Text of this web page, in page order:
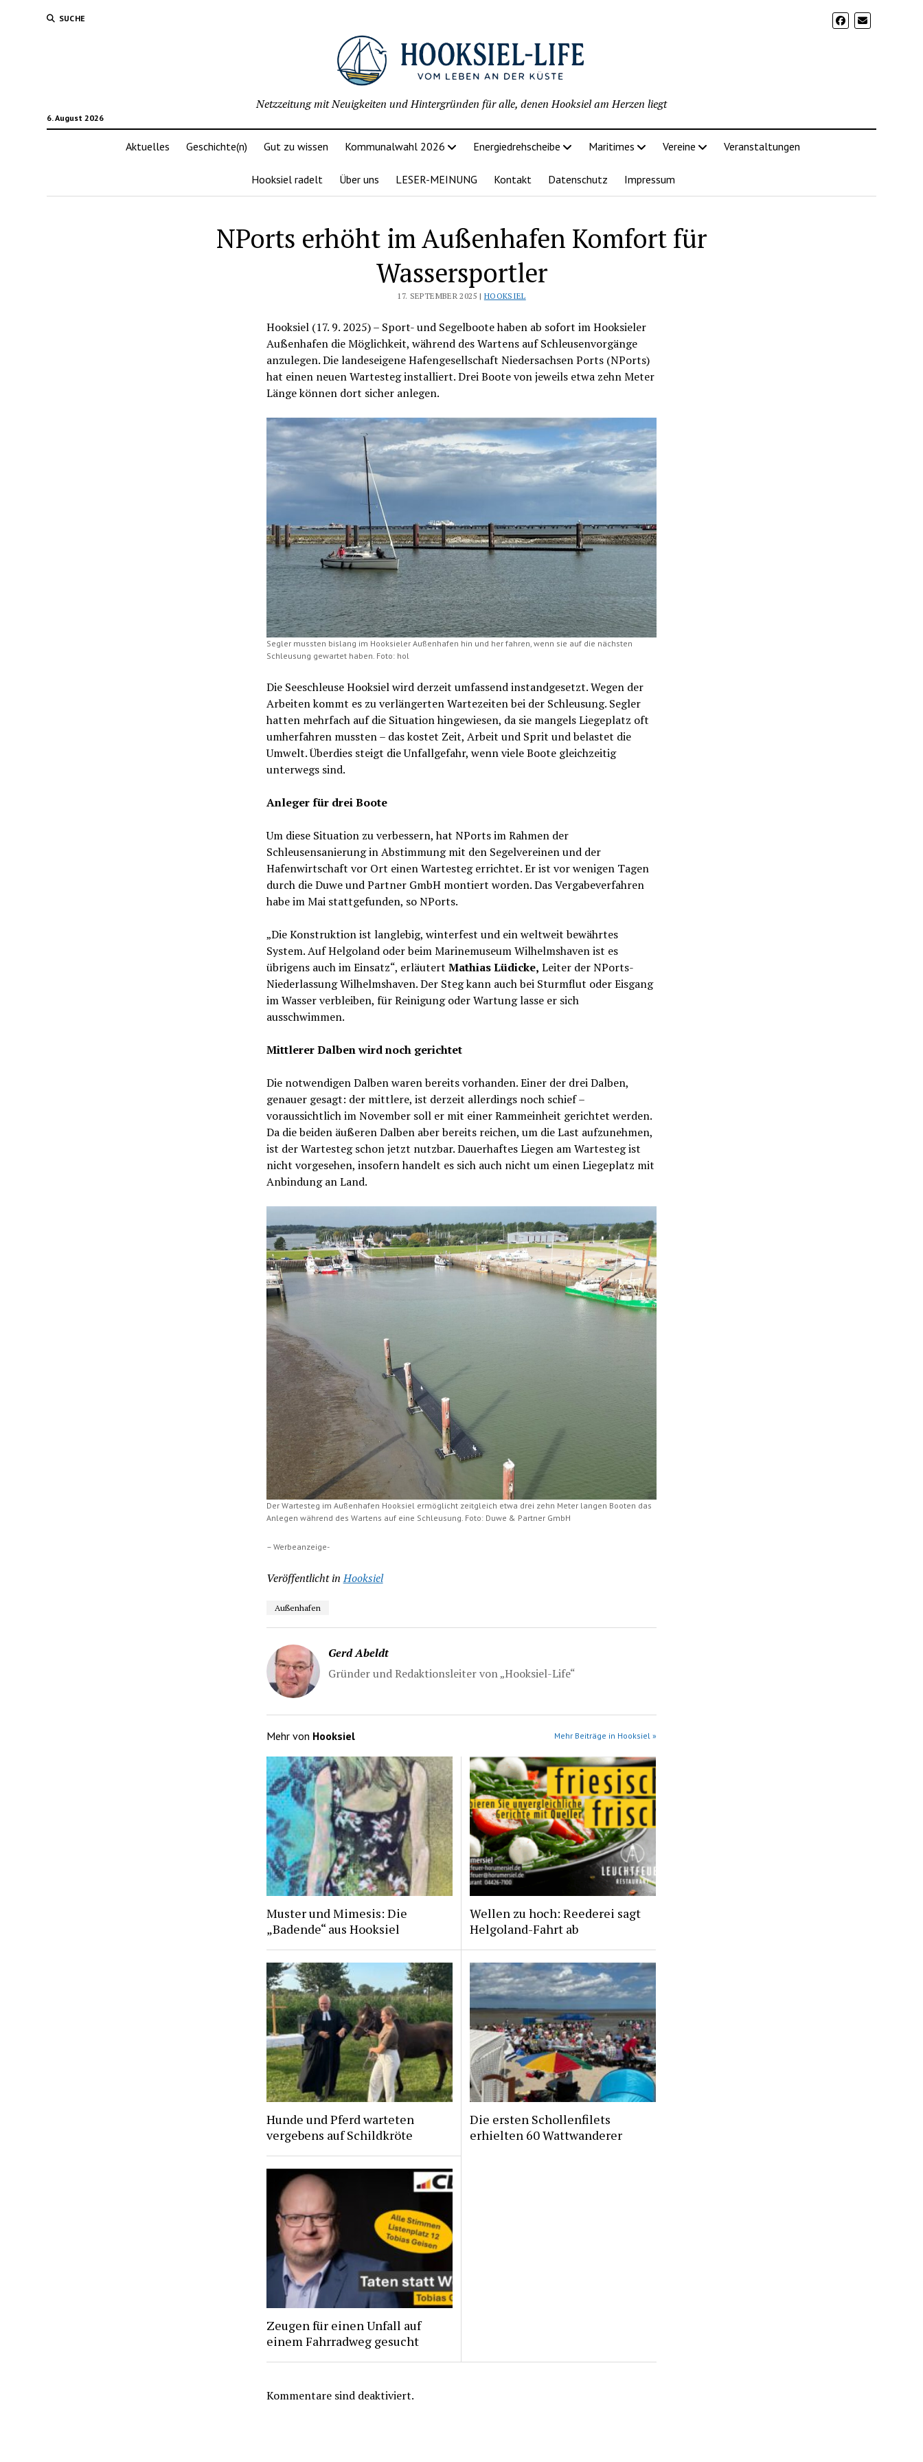
SUCHE
6. August 2026
Netzzeitung mit Neuigkeiten und Hintergründen für alle, denen Hooksiel am Herzen liegt
Aktuelles Geschichte(n) Gut zu wissen Kommunalwahl 2026 Energiedrehscheibe Maritimes Vereine Veranstaltungen
Hooksiel radelt Über uns LESER-MEINUNG Kontakt Datenschutz Impressum
NPorts erhöht im Außenhafen Komfort für
Wassersportler
17. SEPTEMBER 2025 | HOOKSIEL
Hooksiel (17. 9. 2025) – Sport- und Segelboote haben ab sofort im Hooksieler
Außenhafen die Möglichkeit, während des Wartens auf Schleusenvorgänge
anzulegen. Die landeseigene Hafengesellschaft Niedersachsen Ports (NPorts)
hat einen neuen Wartesteg installiert. Drei Boote von jeweils etwa zehn Meter
Länge können dort sicher anlegen.
Segler mussten bislang im Hooksieler Außenhafen hin und her fahren, wenn sie auf die nächsten
Schleusung gewartet haben. Foto: hol
Die Seeschleuse Hooksiel wird derzeit umfassend instandgesetzt. Wegen der
Arbeiten kommt es zu verlängerten Wartezeiten bei der Schleusung. Segler
hatten mehrfach auf die Situation hingewiesen, da sie mangels Liegeplatz oft
umherfahren mussten – das kostet Zeit, Arbeit und Sprit und belastet die
Umwelt. Überdies steigt die Unfallgefahr, wenn viele Boote gleichzeitig
unterwegs sind.
Anleger für drei Boote
Um diese Situation zu verbessern, hat NPorts im Rahmen der
Schleusensanierung in Abstimmung mit den Segelvereinen und der
Hafenwirtschaft vor Ort einen Wartesteg errichtet. Er ist vor wenigen Tagen
durch die Duwe und Partner GmbH montiert worden. Das Vergabeverfahren
habe im Mai stattgefunden, so NPorts.
„Die Konstruktion ist langlebig, winterfest und ein weltweit bewährtes
System. Auf Helgoland oder beim Marinemuseum Wilhelmshaven ist es
übrigens auch im Einsatz“, erläutert Mathias Lüdicke, Leiter der NPorts-
Niederlassung Wilhelmshaven. Der Steg kann auch bei Sturmflut oder Eisgang
im Wasser verbleiben, für Reinigung oder Wartung lasse er sich
ausschwimmen.
Mittlerer Dalben wird noch gerichtet
Die notwendigen Dalben waren bereits vorhanden. Einer der drei Dalben,
genauer gesagt: der mittlere, ist derzeit allerdings noch schief –
voraussichtlich im November soll er mit einer Rammeinheit gerichtet werden.
Da die beiden äußeren Dalben aber bereits reichen, um die Last aufzunehmen,
ist der Wartesteg schon jetzt nutzbar. Dauerhaftes Liegen am Wartesteg ist
nicht vorgesehen, insofern handelt es sich auch nicht um einen Liegeplatz mit
Anbindung an Land.
Der Wartesteg im Außenhafen Hooksiel ermöglicht zeitgleich etwa drei zehn Meter langen Booten das
Anlegen während des Wartens auf eine Schleusung. Foto: Duwe & Partner GmbH
– Werbeanzeige-
Veröffentlicht in Hooksiel
Außenhafen
Gerd Abeldt
Gründer und Redaktionsleiter von „Hooksiel-Life“
Mehr von Hooksiel Mehr Beiträge in Hooksiel »
Muster und Mimesis: Die
„Badende“ aus Hooksiel
Wellen zu hoch: Reederei sagt
Helgoland-Fahrt ab
Hunde und Pferd warteten
vergebens auf Schildkröte
Die ersten Schollenfilets
erhielten 60 Wattwanderer
Zeugen für einen Unfall auf
einem Fahrradweg gesucht
Kommentare sind deaktiviert.